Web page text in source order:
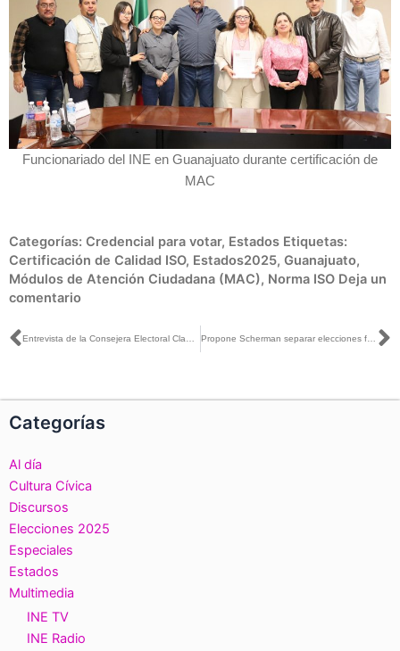
Funcionariado del INE en Guanajuato durante certificación de
MAC
Categorías: Credencial para votar, Estados Etiquetas:
Certificación de Calidad ISO, Estados2025, Guanajuato,
Módulos de Atención Ciudadana (MAC), Norma ISO Deja un
comentario
Ant Propone Scherman separar elecciones federales y judiciales
Categorías
Al día
Cultura Cívica
Discursos
Elecciones 2025
Especiales
Estados
Multimedia
INE TV
INE Radio